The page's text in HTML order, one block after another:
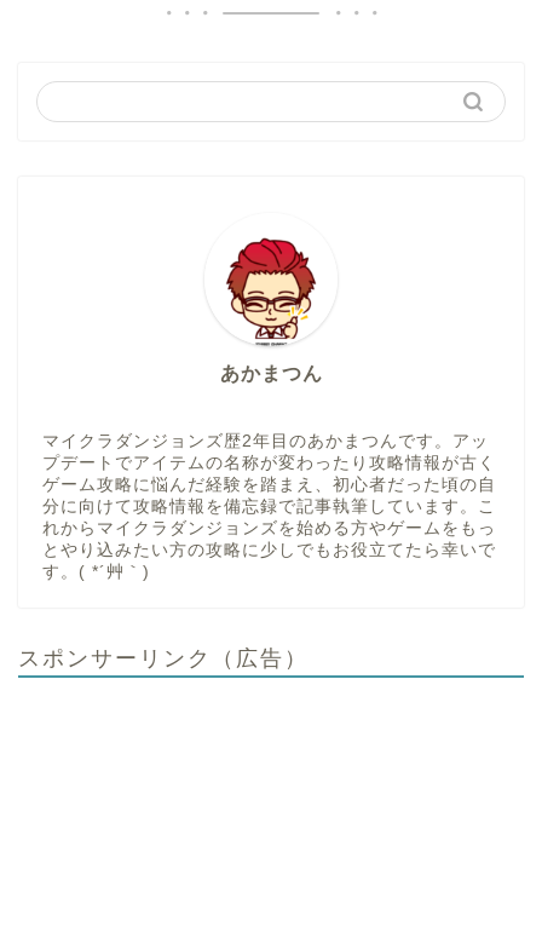
あかまつん
マイクラダンジョンズ歴2年目のあかまつんです。アッ
プデートでアイテムの名称が変わったり攻略情報が古く
ゲーム攻略に悩んだ経験を踏まえ、初心者だった頃の自
分に向けて攻略情報を備忘録で記事執筆しています。こ
れからマイクラダンジョンズを始める方やゲームをもっ
とやり込みたい方の攻略に少しでもお役立てたら幸いで
す。( *´艸｀)
スポンサーリンク（広告）